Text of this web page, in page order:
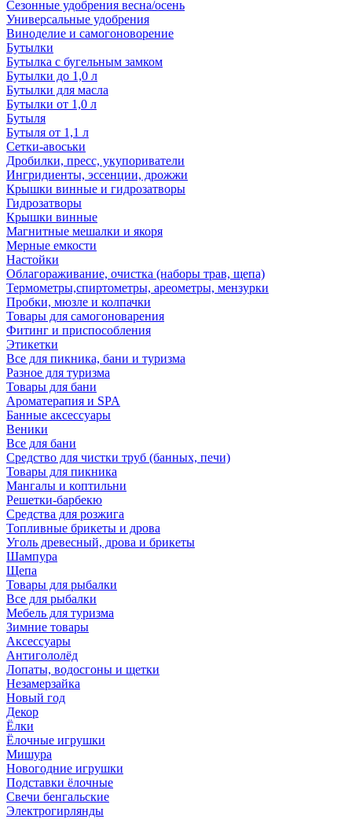
Сезонные удобрения весна/осень
Универсальные удобрения
Виноделие и самогоноворение
Бутылки
Бутылка с бугельным замком
Бутылки до 1,0 л
Бутылки для масла
Бутылки от 1,0 л
Бутыля
Бутыля от 1,1 л
Сетки-авоськи
Дробилки, пресс, укупориватели
Ингридиенты, эссенции, дрожжи
Крышки винные и гидрозатворы
Гидрозатворы
Крышки винные
Магнитные мешалки и якоря
Мерные емкости
Настойки
Облагораживание, очистка (наборы трав, щепа)
Термометры,спиртометры, ареометры, мензурки
Пробки, мюзле и колпачки
Товары для самогоноварения
Фитинг и приспособления
Этикетки
Все для пикника, бани и туризма
Разное для туризма
Товары для бани
Ароматерапия и SPA
Банные аксессуары
Веники
Все для бани
Средство для чистки труб (банных, печи)
Товары для пикника
Мангалы и коптильни
Решетки-барбекю
Средства для розжига
Топливные брикеты и дрова
Уголь древесный, дрова и брикеты
Шампура
Щепа
Товары для рыбалки
Все для рыбалки
Мебель для туризма
Зимние товары
Аксессуары
Антигололёд
Лопаты, водосгоны и щетки
Незамерзайка
Новый год
Декор
Ёлки
Ёлочные игрушки
Мишура
Новогодние игрушки
Подставки ёлочные
Свечи бенгальские
Электрогирлянды